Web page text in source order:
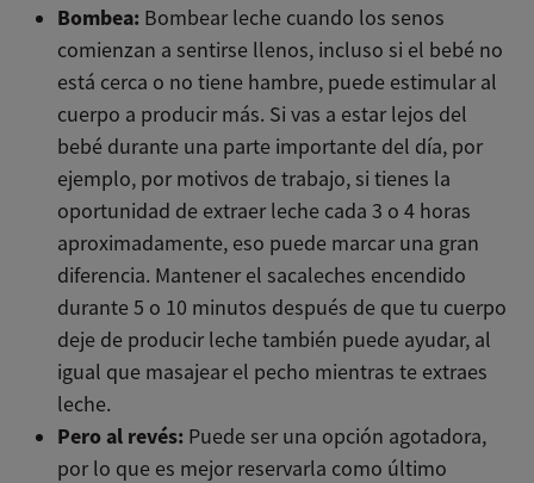
Bombea: Bombear leche cuando los senos
comienzan a sentirse llenos, incluso si el bebé no
está cerca o no tiene hambre, puede estimular al
cuerpo a producir más. Si vas a estar lejos del
bebé durante una parte importante del día, por
ejemplo, por motivos de trabajo, si tienes la
oportunidad de extraer leche cada 3 o 4 horas
aproximadamente, eso puede marcar una gran
diferencia. Mantener el sacaleches encendido
durante 5 o 10 minutos después de que tu cuerpo
deje de producir leche también puede ayudar, al
igual que masajear el pecho mientras te extraes
leche.
Pero al revés: Puede ser una opción agotadora,
por lo que es mejor reservarla como último